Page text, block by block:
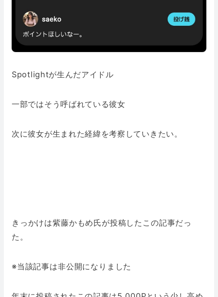
Spotlightが生んだアイドル
一部ではそう呼ばれている彼女
次に彼女が生まれた経緯を考察していきたい。
きっかけは紫藤かもめ氏が投稿したこの記事だっ
た。
※当該記事は非公開になりました